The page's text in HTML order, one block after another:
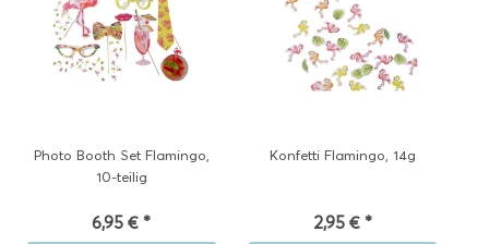
Photo Booth Set Flamingo,
10-teilig
6,95 € *
Konfetti Flamingo, 14g
2,95 € *